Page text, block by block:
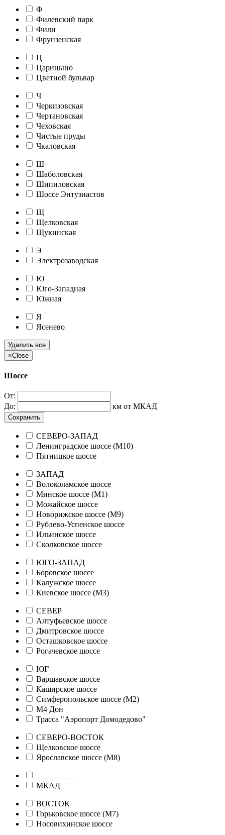
Ф
Филевский парк
Фили
Фрунзенская
Ц
Царицыно
Цветной бульвар
Ч
Черкизовская
Чертановская
Чеховская
Чистые пруды
Чкаловская
Ш
Шаболовская
Шипиловская
Шоссе Энтузиастов
Щ
Щелковская
Щукинская
Э
Электрозаводская
Ю
Юго-Западная
Южная
Я
Ясенево
Удалить все
×Close
Шоссе
От:
До:
км от МКАД
Сохранить
СЕВЕРО-ЗАПАД
Ленинградское шоссе (М10)
Пятницкое шоссе
ЗАПАД
Волоколамское шоссе
Минское шоссе (М1)
Можайское шоссе
Новорижское шоссе (М9)
Рублево-Успенское шоссе
Ильинское шоссе
Сколковское шоссе
ЮГО-ЗАПАД
Боровское шоссе
Калужское шоссе
Киевское шоссе (М3)
СЕВЕР
Алтуфьевское шоссе
Дмитровское шоссе
Осташковское шоссе
Рогачевское шоссе
ЮГ
Варшавское шоссе
Каширское шоссе
Симферопольское шоссе (М2)
М4 Дон
Трасса "Аэропорт Домодедово"
СЕВЕРО-ВОСТОК
Щелковское шоссе
Ярославское шоссе (М8)
МКАД
ВОСТОК
Горьковское шоссе (М7)
Носовихинское шоссе